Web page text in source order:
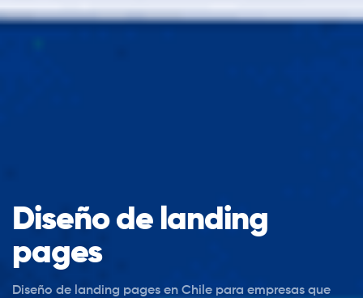
Diseño de landing
pages
Diseño de landing pages en Chile para empresas que